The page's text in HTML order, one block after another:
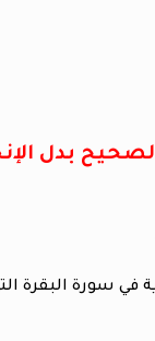
الصحيح بدل
في سورة البقرة